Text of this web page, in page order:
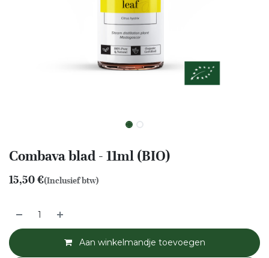
Combava blad - 11ml (BIO)
15,50€(Inclusief btw)
Aan winkelmandje toevoegen